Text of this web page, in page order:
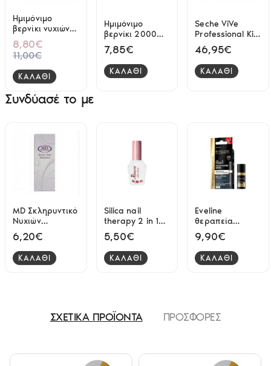
Ημιμόνιμο
βερνίκι νυχιών
Vi Beauty Light
Pink Shimmer
06 Rubber Base
15ml
8,80€
11,00€
ΚΑΛΑΘΙ
Ημιμόνιμο
βερνίκι 2000
super base 8ml
Elixir
7,85€
ΚΑΛΑΘΙ
Seche ViVe
Professional Kit
Gel Effect Top
Coat 118ml +
14ml
46,95€
ΚΑΛΑΘΙ
Συνδύασέ το με
MD Σκληρυντικό
Νυχιών
Πολλαπλής
Δράσης Heavy
Duty Hardener
12ml
6,20€
ΚΑΛΑΘΙ
Silica nail
therapy 2 in 1
Alezori
5,50€
ΚΑΛΑΘΙ
Eveline
θεραπεία
Νυχιών 8w1
Multi-Care Base
5ml
9,90€
ΚΑΛΑΘΙ
ΣΧΕΤΙΚΑ ΠΡΟΪΟΝΤΑ ΠΡΟΣΦΟΡΕΣ